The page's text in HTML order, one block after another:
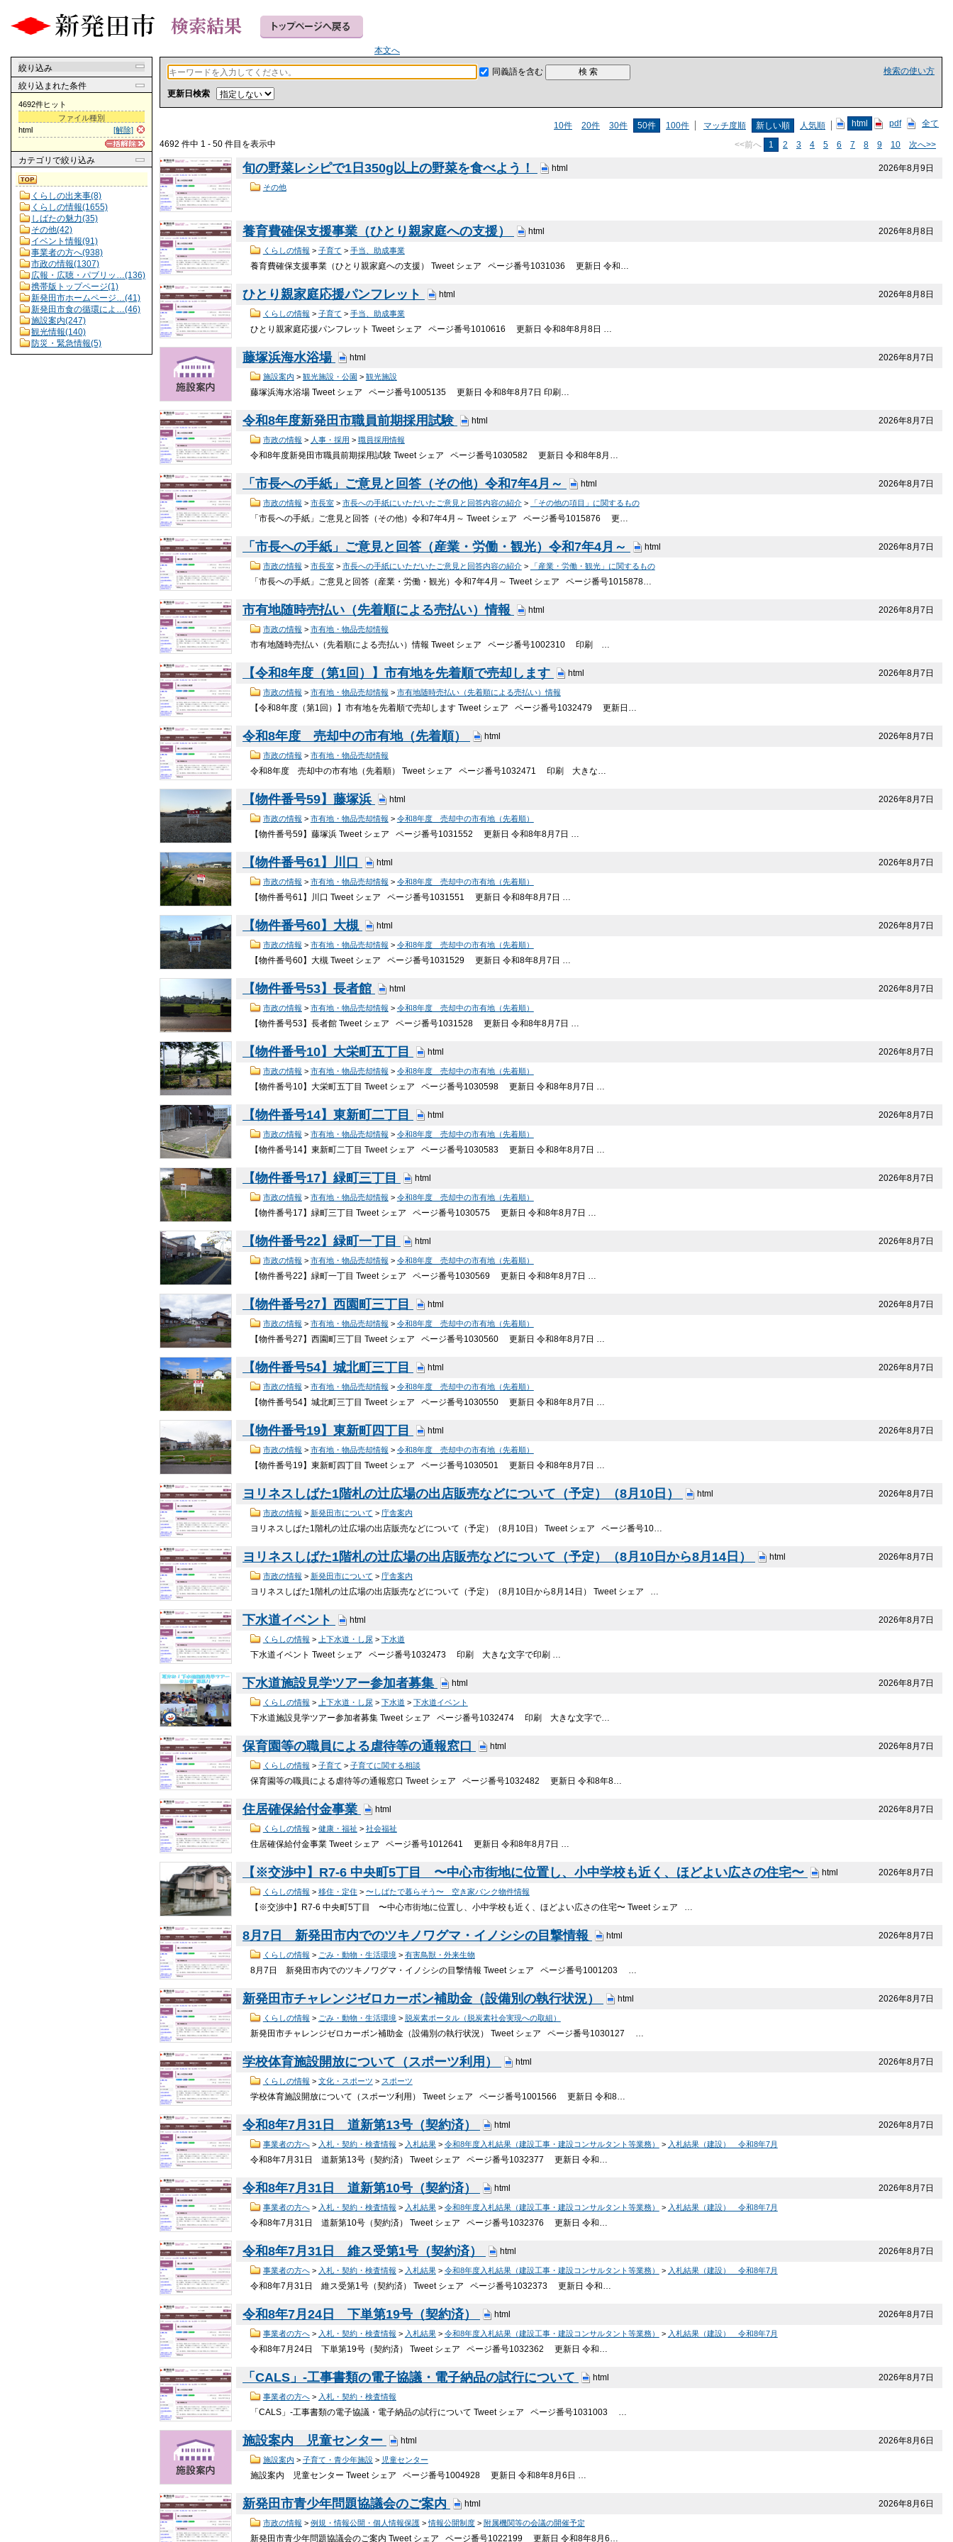
本文へ
絞り込み
絞り込まれた条件
4692件ヒット
ファイル種別
[解除]
html
カテゴリ で絞り込み
くらしの出来事(8)
くらしの情報(1655)
しばたの魅力(35)
その他(42)
イベント情報(91)
事業者の方へ(938)
市政の情報(1307)
広報・広聴・パブリッ…(136)
携帯版トップページ(1)
新発田市ホームページ…(41)
新発田市食の循環によ…(46)
施設案内(247)
観光情報(140)
防災・緊急情報(5)
検索の使い方
同義語を含む
更新日検索
10件 20件 30件 50件 100件 マッチ度順 新しい順 人気順 html pdf 全て
4692 件中 1 - 50 件目を表示中 <<前へ 1 2 3 4 5 6 7 8 9 10 次へ>>
2026年8月9日
旬の野菜レシピで1日350g以上の野菜を食べよう！ html
その他
2026年8月8日
養育費確保支援事業（ひとり親家庭への支援） html
くらしの情報 > 子育て > 手当、助成事業
養育費確保支援事業（ひとり親家庭への支援） Tweet シェア ページ番号1031036 更新日 令和…
2026年8月8日
ひとり親家庭応援パンフレット html
くらしの情報 > 子育て > 手当、助成事業
ひとり親家庭応援パンフレット Tweet シェア ページ番号1010616 更新日 令和8年8月8日 …
2026年8月7日
藤塚浜海水浴場 html
施設案内 > 観光施設・公園 > 観光施設
藤塚浜海水浴場 Tweet シェア ページ番号1005135 更新日 令和8年8月7日 印刷…
2026年8月7日
令和8年度新発田市職員前期採用試験 html
市政の情報 > 人事・採用 > 職員採用情報
令和8年度新発田市職員前期採用試験 Tweet シェア ページ番号1030582 更新日 令和8年8月…
2026年8月7日
「市長への手紙」ご意見と回答（その他）令和7年4月～ html
市政の情報 > 市長室> 市長への手紙にいただいたご意見と回答内容の紹介> 「その他の項目」に関するもの
「市長への手紙」ご意見と回答（その他）令和7年4月～ Tweet シェア ページ番号1015876 更…
2026年8月7日
「市長への手紙」ご意見と回答（産業・労働・観光）令和7年4月～ html
市政の情報 > 市長室> 市長への手紙にいただいたご意見と回答内容の紹介> 「産業・労働・観光」に関するもの
「市長への手紙」ご意見と回答（産業・労働・観光）令和7年4月～ Tweet シェア ページ番号1015878…
2026年8月7日
市有地随時売払い（先着順による売払い）情報 html
市政の情報 > 市有地・物品売却情報
市有地随時売払い（先着順による売払い）情報 Tweet シェア ページ番号1002310 印刷 …
2026年8月7日
【令和8年度（第1回）】市有地を先着順で売却します html
市政の情報 > 市有地・物品売却情報 > 市有地随時売払い（先着順による売払い）情報
【令和8年度（第1回）】市有地を先着順で売却します Tweet シェア ページ番号1032479 更新日…
2026年8月7日
令和8年度 売却中の市有地（先着順） html
市政の情報 > 市有地・物品売却情報
令和8年度 売却中の市有地（先着順） Tweet シェア ページ番号1032471 印刷 大きな…
2026年8月7日
【物件番号59】藤塚浜 html
市政の情報 > 市有地・物品売却情報 > 令和8年度 売却中の市有地（先着順）
【物件番号59】藤塚浜 Tweet シェア ページ番号1031552 更新日 令和8年8月7日 …
2026年8月7日
【物件番号61】川口 html
市政の情報 > 市有地・物品売却情報 > 令和8年度 売却中の市有地（先着順）
【物件番号61】川口 Tweet シェア ページ番号1031551 更新日 令和8年8月7日 …
2026年8月7日
【物件番号60】大槻 html
市政の情報 > 市有地・物品売却情報 > 令和8年度 売却中の市有地（先着順）
【物件番号60】大槻 Tweet シェア ページ番号1031529 更新日 令和8年8月7日 …
2026年8月7日
【物件番号53】長者館 html
市政の情報 > 市有地・物品売却情報 > 令和8年度 売却中の市有地（先着順）
【物件番号53】長者館 Tweet シェア ページ番号1031528 更新日 令和8年8月7日 …
2026年8月7日
【物件番号10】大栄町五丁目 html
市政の情報 > 市有地・物品売却情報 > 令和8年度 売却中の市有地（先着順）
【物件番号10】大栄町五丁目 Tweet シェア ページ番号1030598 更新日 令和8年8月7日 …
2026年8月7日
【物件番号14】東新町二丁目 html
市政の情報 > 市有地・物品売却情報 > 令和8年度 売却中の市有地（先着順）
【物件番号14】東新町二丁目 Tweet シェア ページ番号1030583 更新日 令和8年8月7日 …
2026年8月7日
【物件番号17】緑町三丁目 html
市政の情報 > 市有地・物品売却情報 > 令和8年度 売却中の市有地（先着順）
【物件番号17】緑町三丁目 Tweet シェア ページ番号1030575 更新日 令和8年8月7日 …
2026年8月7日
【物件番号22】緑町一丁目 html
市政の情報 > 市有地・物品売却情報 > 令和8年度 売却中の市有地（先着順）
【物件番号22】緑町一丁目 Tweet シェア ページ番号1030569 更新日 令和8年8月7日 …
2026年8月7日
【物件番号27】西園町三丁目 html
市政の情報 > 市有地・物品売却情報 > 令和8年度 売却中の市有地（先着順）
【物件番号27】西園町三丁目 Tweet シェア ページ番号1030560 更新日 令和8年8月7日 …
2026年8月7日
【物件番号54】城北町三丁目 html
市政の情報 > 市有地・物品売却情報 > 令和8年度 売却中の市有地（先着順）
【物件番号54】城北町三丁目 Tweet シェア ページ番号1030550 更新日 令和8年8月7日 …
2026年8月7日
【物件番号19】東新町四丁目 html
市政の情報 > 市有地・物品売却情報 > 令和8年度 売却中の市有地（先着順）
【物件番号19】東新町四丁目 Tweet シェア ページ番号1030501 更新日 令和8年8月7日 …
2026年8月7日
ヨリネスしばた1階札の辻広場の出店販売などについて（予定）（8月10日） html
市政の情報 > 新発田市について > 庁舎案内
ヨリネスしばた1階札の辻広場の出店販売などについて（予定）（8月10日） Tweet シェア ページ番号10…
2026年8月7日
ヨリネスしばた1階札の辻広場の出店販売などについて（予定）（8月10日から8月14日） html
市政の情報 > 新発田市について > 庁舎案内
ヨリネスしばた1階札の辻広場の出店販売などについて（予定）（8月10日から8月14日） Tweet シェア …
2026年8月7日
下水道イベント html
くらしの情報 > 上下水道・し尿 > 下水道
下水道イベント Tweet シェア ページ番号1032473 印刷 大きな文字で印刷 …
2026年8月7日
下水道施設見学ツアー参加者募集 html
くらしの情報 > 上下水道・し尿 > 下水道 > 下水道イベント
下水道施設見学ツアー参加者募集 Tweet シェア ページ番号1032474 印刷 大きな文字で…
2026年8月7日
保育園等の職員による虐待等の通報窓口 html
くらしの情報 > 子育て > 子育てに関する相談
保育園等の職員による虐待等の通報窓口 Tweet シェア ページ番号1032482 更新日 令和8年8…
2026年8月7日
住居確保給付金事業 html
くらしの情報 > 健康・福祉 > 社会福祉
住居確保給付金事業 Tweet シェア ページ番号1012641 更新日 令和8年8月7日 …
2026年8月7日
【※交渉中】R7-6 中央町5丁目 〜中心市街地に位置し、小中学校も近く、ほどよい広さの住宅〜 html
くらしの情報 > 移住・定住> 〜しばたで暮らそう〜 空き家バンク物件情報
【※交渉中】R7-6 中央町5丁目 〜中心市街地に位置し、小中学校も近く、ほどよい広さの住宅〜 Tweet シェア …
2026年8月7日
8月7日 新発田市内でのツキノワグマ・イノシシの目撃情報 html
くらしの情報 > ごみ・動物・生活環境 > 有害鳥獣・外来生物
8月7日 新発田市内でのツキノワグマ・イノシシの目撃情報 Tweet シェア ページ番号1001203 …
2026年8月7日
新発田市チャレンジゼロカーボン補助金（設備別の執行状況） html
くらしの情報 > ごみ・動物・生活環境 > 脱炭素ポータル（脱炭素社会実現への取組）
新発田市チャレンジゼロカーボン補助金（設備別の執行状況） Tweet シェア ページ番号1030127 …
2026年8月7日
学校体育施設開放について（スポーツ利用） html
くらしの情報 > 文化・スポーツ > スポーツ
学校体育施設開放について（スポーツ利用） Tweet シェア ページ番号1001566 更新日 令和8…
2026年8月7日
令和8年7月31日 道新第13号（契約済） html
事業者の方へ> 入札・契約・検査情報 > 入札結果> 令和8年度入札結果（建設工事・建設コンサルタント等業務） > 入札結果（建設） 令和8年7月
令和8年7月31日 道新第13号（契約済） Tweet シェア ページ番号1032377 更新日 令和…
2026年8月7日
令和8年7月31日 道新第10号（契約済） html
事業者の方へ> 入札・契約・検査情報 > 入札結果> 令和8年度入札結果（建設工事・建設コンサルタント等業務） > 入札結果（建設） 令和8年7月
令和8年7月31日 道新第10号（契約済） Tweet シェア ページ番号1032376 更新日 令和…
2026年8月7日
令和8年7月31日 維ス受第1号（契約済） html
事業者の方へ> 入札・契約・検査情報 > 入札結果> 令和8年度入札結果（建設工事・建設コンサルタント等業務） > 入札結果（建設） 令和8年7月
令和8年7月31日 維ス受第1号（契約済） Tweet シェア ページ番号1032373 更新日 令和…
2026年8月7日
令和8年7月24日 下単第19号（契約済） html
事業者の方へ> 入札・契約・検査情報 > 入札結果> 令和8年度入札結果（建設工事・建設コンサルタント等業務） > 入札結果（建設） 令和8年7月
令和8年7月24日 下単第19号（契約済） Tweet シェア ページ番号1032362 更新日 令和…
2026年8月7日
「CALS」-工事書類の電子協議・電子納品の試行について html
事業者の方へ> 入札・契約・検査情報
「CALS」-工事書類の電子協議・電子納品の試行について Tweet シェア ページ番号1031003 …
2026年8月6日
施設案内 児童センター html
施設案内 > 子育て・青少年施設> 児童センター
施設案内 児童センター Tweet シェア ページ番号1004928 更新日 令和8年8月6日 …
2026年8月6日
新発田市青少年問題協議会のご案内 html
市政の情報 > 例規・情報公開・個人情報保護>情報公開制度> 附属機関等の会議の開催予定
新発田市青少年問題協議会のご案内 Tweet シェア ページ番号1022199 更新日 令和8年8月6…